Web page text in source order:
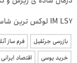
IM LS7 لوکس ترین شاسی بلند برقی ایران
بازرسی جرثقیل فرم ساز
خرید یوسی
اقتصاد ایرانی